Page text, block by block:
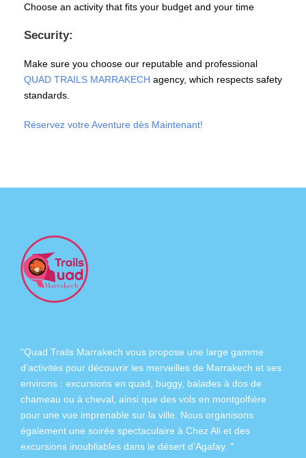
Choose an activity that fits your budget and your time
Security:
Make sure you choose our reputable and professional
QUAD TRAILS MARRAKECH agency, which respects safety
standards.
Réservez votre Aventure dès Maintenant!
"Quad Trails Marrakech vous propose une large gamme
d’activités pour découvrir les merveilles de Marrakech et ses
environs : excursions en quad buggy, balades à dos de
chameau ou à cheval , ainsi que des vols en montgolfière
pour une vue imprenable sur la ville. Nous organisons
également une soirée spectaculaire à Chez Ali et des
excursions inoubliables dans le désert d’Agafay. "